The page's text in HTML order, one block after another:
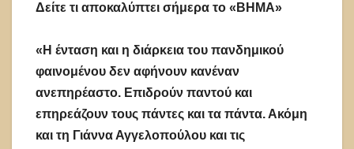
Δείτε τι αποκαλύπτει σήμερα το «ΒΗΜΑ»
«Η ένταση και η διάρκεια του πανδημικού
φαινομένου δεν αφήνουν κανέναν
ανεπηρέαστο. Επιδρούν παντού και
επηρεάζουν τους πάντες και τα πάντα. Ακόμη
και τη Γιάννα Αγγελοπούλου και τις